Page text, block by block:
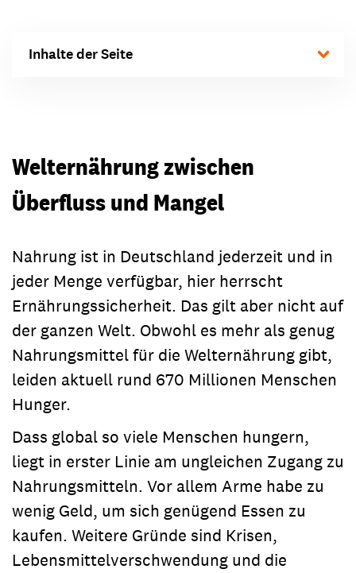
Inhalte der Seite
Welternährung zwischen
Überfluss und Mangel
Nahrung ist in Deutschland jederzeit und in
jeder Menge verfügbar, hier herrscht
Ernährungssicherheit. Das gilt aber nicht auf
der ganzen Welt. Obwohl es mehr als genug
Nahrungsmittel für die Welternährung gibt,
leiden aktuell rund 670 Millionen Menschen
Hunger.
Dass global so viele Menschen hungern,
liegt in erster Linie am ungleichen Zugang zu
Nahrungsmitteln. Vor allem Arme habe zu
wenig Geld, um sich genügend Essen zu
kaufen. Weitere Gründe sind Krisen,
Lebensmittelverschwendung und die